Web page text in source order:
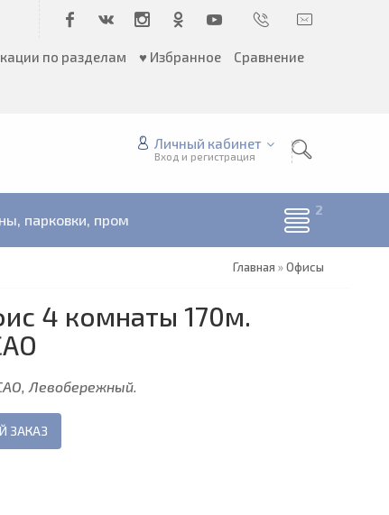
по разделам ♥ Избранное Сравнение
Личный кабинет
Вход и регистрация
парковки, пром
Главная »Офисы
4 комнаты 170м.
Левобережный.
ЗАКАЗ